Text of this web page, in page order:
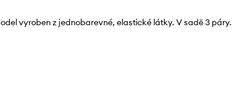
vyroben z jednobarevné, elastické látky. V sadě 3 páry.